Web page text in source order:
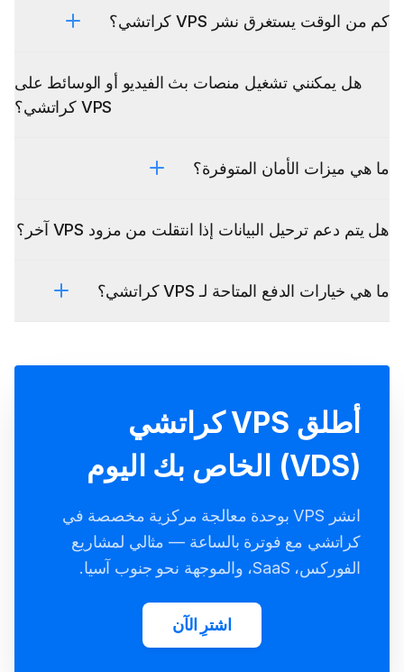
كم من الوقت يستغرق نشر VPS كراتشي؟
هل يمكنني تشغيل منصات بث الفيديو أو الوسائط على
VPS كراتشي؟
ما هي ميزات الأمان المتوفرة؟
هل يتم دعم ترحيل البيانات إذا انتقلت من مزود VPS آخر؟
ما هي خيارات الدفع المتاحة لـ VPS كراتشي؟
أطلق VPS كراتشي
(VDS) الخاص بك اليوم
انشر VPS بوحدة معالجة مركزية مخصصة في
كراتشي مع فوترة بالساعة — مثالي لمشاريع
الفوركس، SaaS، والموجهة نحو جنوب آسيا.
اشترِ الآن